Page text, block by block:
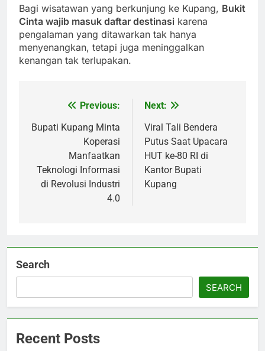
Bagi wisatawan yang berkunjung ke Kupang, Bukit
Cinta wajib masuk daftar destinasi karena
pengalaman yang ditawarkan tak hanya
menyenangkan, tetapi juga meninggalkan
kenangan tak terlupakan.
navigation
Previous:
Bupati Kupang Minta
Koperasi
Manfaatkan
Teknologi Informasi
di Revolusi Industri
4.0
Next:
Viral Tali Bendera
Putus Saat Upacara
HUT ke-80 RI di
Kantor Bupati
Kupang
Search
SEARCH
Recent Posts